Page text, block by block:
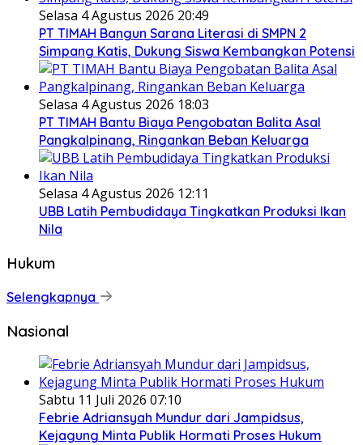
Selasa 4 Agustus 2026 20:49
PT TIMAH Bangun Sarana Literasi di SMPN 2
Simpang Katis, Dukung Siswa Kembangkan Potensi
Selasa 4 Agustus 2026 18:03
PT TIMAH Bantu Biaya Pengobatan Balita Asal
Pangkalpinang, Ringankan Beban Keluarga
Selasa 4 Agustus 2026 12:11
UBB Latih Pembudidaya Tingkatkan Produksi Ikan
Nila
Hukum
Selengkapnya
Nasional
Sabtu 11 Juli 2026 07:10
Febrie Adriansyah Mundur dari Jampidsus,
Kejagung Minta Publik Hormati Proses Hukum